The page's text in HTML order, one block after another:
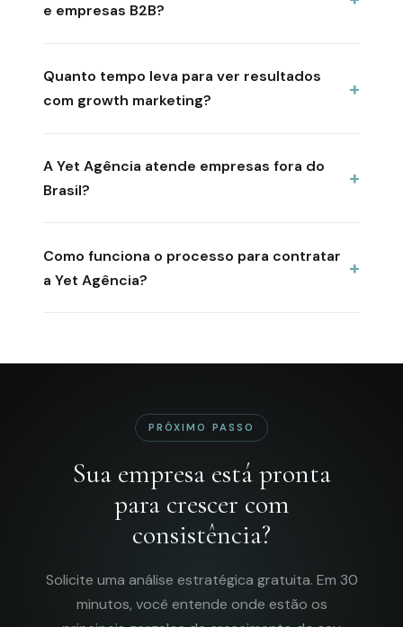
e empresas B2B?
Quanto tempo leva para ver resultados
com growth marketing?
A Yet Agência atende empresas fora do
Brasil?
Como funciona o processo para contratar
a Yet Agência?
PRÓXIMO PASSO
Sua empresa está pronta
para crescer com
consistência?
Solicite uma análise estratégica gratuita. Em 30
minutos, você entende onde estão os